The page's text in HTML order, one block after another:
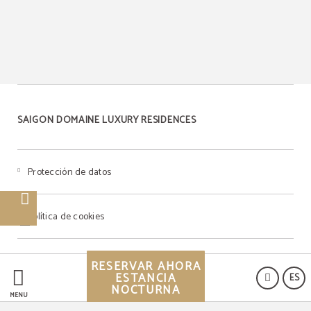
MENÚ
ES
RESERVAR AHORA
ESTANCIA
NOCTURNA
SAIGON DOMAINE LUXURY RESIDENCES
Protección de datos
Política de cookies